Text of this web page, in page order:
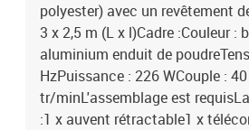
polyester) avec un revêtement
3 x 2,5 m (L x l)Cadre :Couleur :
aluminium enduit de
HzPuissance : 226 WCouple :
tr/minL'assemblage est
:1 x auvent rétractable1 x